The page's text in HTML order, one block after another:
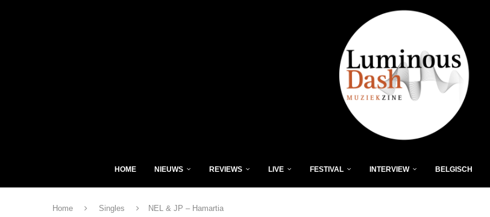
HOME NIEUWS REVIEWS LIVE FESTIVAL INTERVIEW BELGISCH
Home Singles NEL & JP – Hamartia